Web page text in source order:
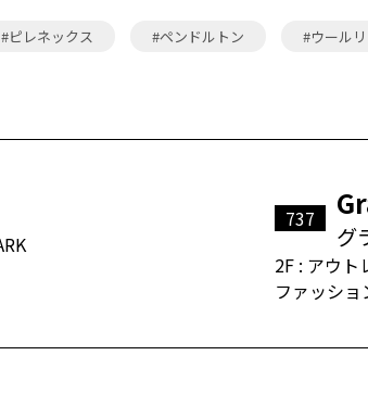
#ピレネックス #ペンドルトン #ウール
737
グ
2F : アウト
ファッショ